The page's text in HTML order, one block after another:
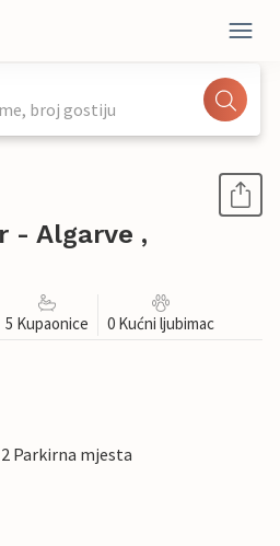
broj gostiju
- Algarve ,
5 Kupaonice 0 Kućni ljubimac
Parkirna mjesta